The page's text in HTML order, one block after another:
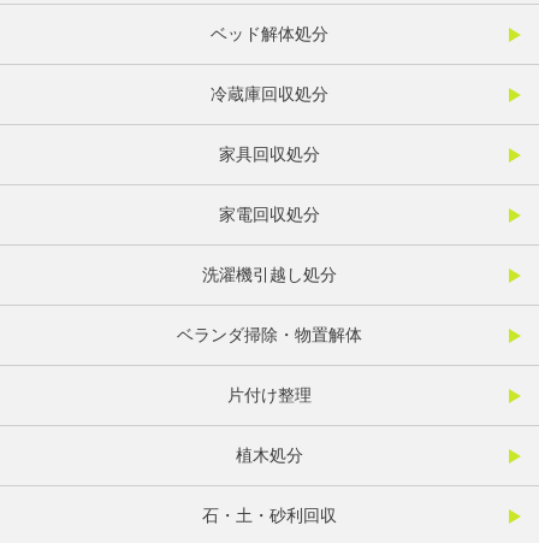
ベッド解体処分
冷蔵庫回収処分
家具回収処分
家電回収処分
洗濯機引越し処分
ベランダ掃除・物置解体
片付け整理
植木処分
石・土・砂利回収